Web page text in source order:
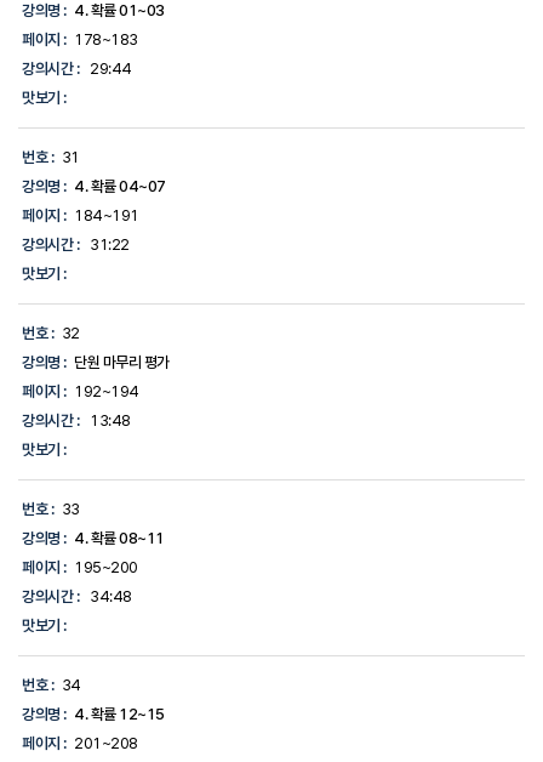
강의명 : 4. 확률 01~03
페이지 : 178~183
강의시간 :
29:44
맛보기 :
번호 : 31
강의명 : 4. 확률 04~07
페이지 : 184~191
강의시간 :
31:22
맛보기 :
번호 : 32
강의명 : 단원 마무리 평가
페이지 : 192~194
강의시간 :
13:48
맛보기 :
번호 : 33
강의명 : 4. 확률 08~11
페이지 : 195~200
강의시간 :
34:48
맛보기 :
번호 : 34
강의명 : 4. 확률 12~15
페이지 : 201~208